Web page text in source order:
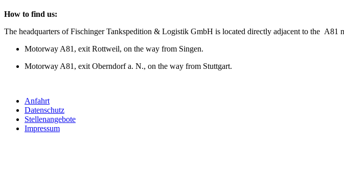
How to find us:
The headquarters of Fischinger Tankspedition & Logistik GmbH is located directly adjacent to the
Motorway A81, exit Rottweil, on the way from Singen.
Motorway A81, exit Oberndorf a. N., on the way from Stuttgart.
Anfahrt
Datenschutz
Stellenangebote
Impressum